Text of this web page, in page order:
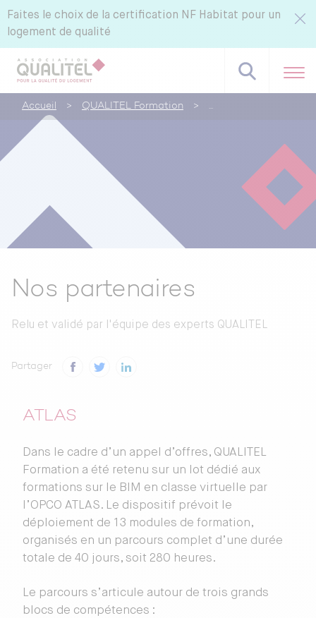
Faites le choix de la certification NF Habitat pour un
logement de qualité
Référentiels NF Habitat - NF Habitat HQE
Tous nos labels et services
Pourquoi certifier avec CERQUAL ?
Accueil > QUALITEL Formation >
Nos partenaires
Relu et validé par l'équipe des experts QUALITEL
Partager
ATLAS
Dans le cadre d’un appel d’offres, QUALITEL
Formation a été retenu sur un lot dédié aux
formations sur le BIM en classe virtuelle par
l’OPCO ATLAS. Le dispositif prévoit le
déploiement de 13 modules de formation,
organisés en un parcours complet d’une durée
totale de 40 jours, soit 280 heures.
Le parcours s’articule autour de trois grands
blocs de compétences :